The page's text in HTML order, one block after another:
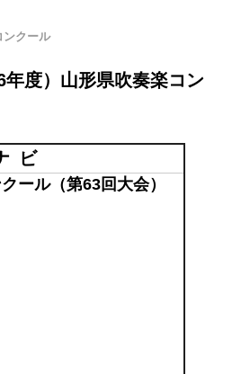
ンクール
度）山形県吹奏楽コン
ビ
ール（第63回大会）